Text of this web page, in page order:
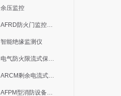
余压监控
AFRD防火门监控模块
智能绝缘监测仪
电气防火限流式保护器
ARCM剩余电流式电气火灾监控装置
AFPM型消防设备电源监控系统